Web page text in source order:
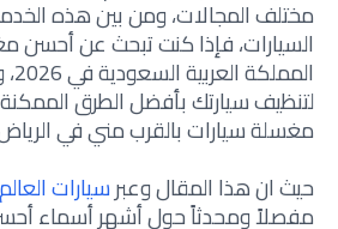
مختلف المجالات، ومن بين هذه
السيارات، فإذا كنت تبحث عن أحسن
لتنظيف سيارتك بأفضل الطرق
مغسلة سيارات بالقرب مني في
حيث ان هذا المقال وعبرسيارات العالم
مفصلاً ومحدثاً حول أشهر أسماء